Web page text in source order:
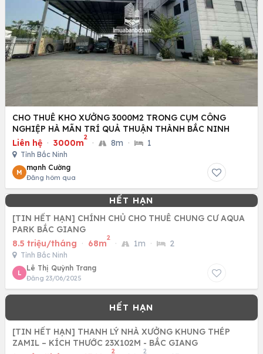
CHO THUÊ KHO XƯỞNG 3000M2 TRONG CỤM CÔNG
NGHIỆP HÀ MÃN TRÍ QUẢ THUẬN THÀNH BẮC NINH
Liên hệ · 3000m
2
· 8m · 1
Tỉnh Bắc Ninh
M
mạnh Cường
Đăng hôm qua
[TIN HẾT HẠN] CHÍNH CHỦ CHO THUÊ CHUNG CƯ AQUA
PARK BẮC GIANG
8.5 triệu/tháng · 68m
2
· 1m · 2
Tỉnh Bắc Ninh
L
Lê Thị Quỳnh Trang
Đăng 23/06/2025
[TIN HẾT HẠN] THANH LÝ NHÀ XƯỞNG KHUNG THÉP
ZAMIL – KÍCH THƯỚC 23X102M - BẮC GIANG
2 2